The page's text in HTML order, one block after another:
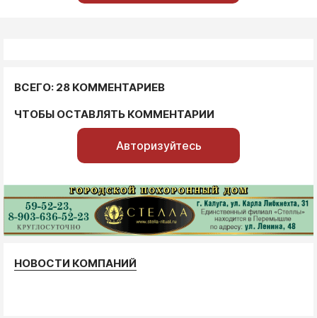
ВСЕГО: 28 КОММЕНТАРИЕВ
ЧТОБЫ ОСТАВЛЯТЬ КОММЕНТАРИИ
Авторизуйтесь
НОВОСТИ КОМПАНИЙ